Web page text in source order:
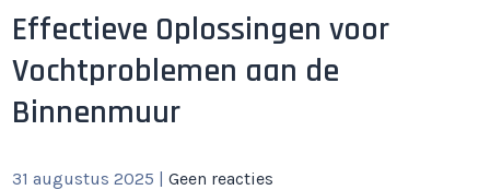
Effectieve Oplossingen voor
Vochtproblemen aan de
Binnenmuur
31 augustus 2025 |Geen reacties